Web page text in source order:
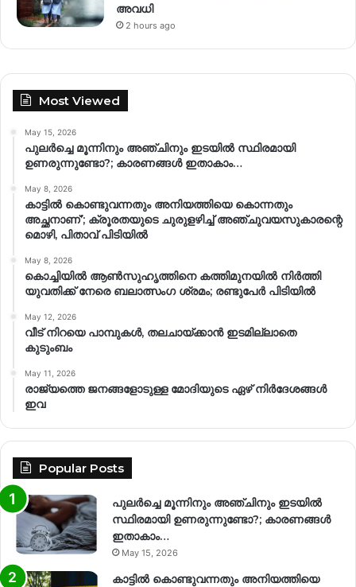
അവധി
2 hours ago
Most Viewed
May 15, 2026
പുലർച്ചെ മൂന്നിനും അഞ്ചിനും ഇടയിൽ സ്ഥിരമായി
ഉണരുന്നുണ്ടോ?; കാരണങ്ങള്‍ ഇതാകാം…
May 8, 2026
കാട്ടിൽ കൊണ്ടുവന്നതും അനിയത്തിയെ കൊന്നതും
അച്ഛനാണ്’; ക്രൂരതയുടെ ചുരുളഴിച്ച് അഞ്ചുവയസുകാരന്റെ
മൊഴി, പിതാവ് പിടിയിൽ
May 8, 2026
കൊച്ചിയിൽ ആൺസുഹൃത്തിനെ കത്തിമുനയിൽ നിർത്തി
യുവതിക്ക് നേരെ ബലാത്സംഗ​ ശ്രമം; രണ്ടുപേർ പിടിയിൽ
May 12, 2026
വീട് നിറയെ പാമ്പുകൾ, തലചായ്ക്കാൻ ഇടമില്ലാതെ
കുടുംബം
May 11, 2026
രാജ്യത്തെ ജനങ്ങളോടുള്ള മോദിയുടെ ഏഴ് നിര്‍ദേശങ്ങള്‍
ഇവ
Popular Posts
പുലർച്ചെ മൂന്നിനും അഞ്ചിനും ഇടയിൽ
സ്ഥിരമായി ഉണരുന്നുണ്ടോ?; കാരണങ്ങള്‍
ഇതാകാം…
May 15, 2026
കാട്ടിൽ കൊണ്ടുവന്നതും അനിയത്തിയെ